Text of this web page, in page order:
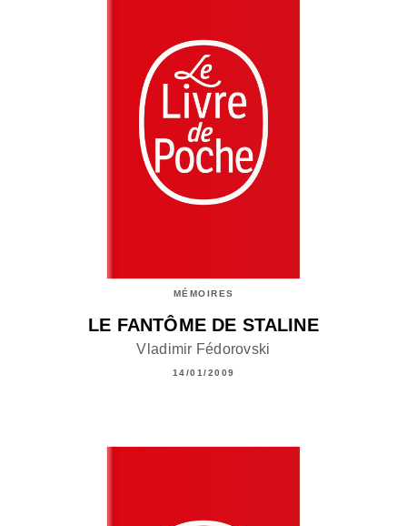
MÉMOIRES
LE FANTÔME DE STALINE
Vladimir Fédorovski
14/01/2009